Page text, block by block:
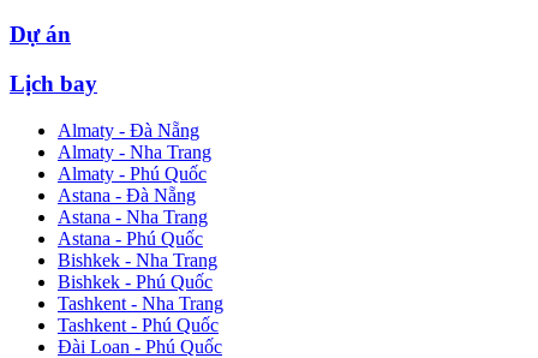
Dự án
Lịch bay
Almaty - Đà Nẵng
Almaty - Nha Trang
Almaty - Phú Quốc
Astana - Đà Nẵng
Astana - Nha Trang
Astana - Phú Quốc
Bishkek - Nha Trang
Bishkek - Phú Quốc
Tashkent - Nha Trang
Tashkent - Phú Quốc
Đài Loan - Phú Quốc